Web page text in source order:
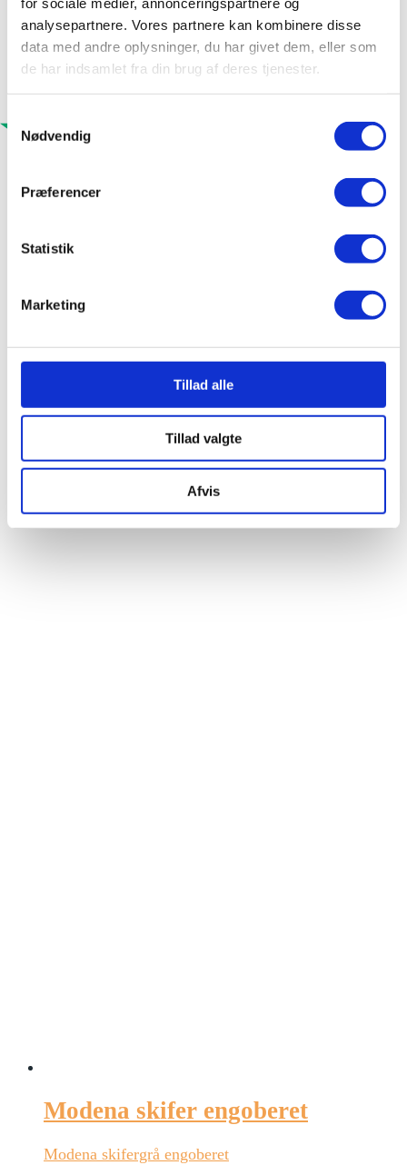
analysepartnere. Vores partnere kan kombinere disse
data med andre oplysninger, du har givet dem, eller som
de har indsamlet fra din brug af deres tjenester.
Nødvendig
Præferencer
Statistik
Marketing
Tillad alle
Tillad valgte
Afvis
Modena palisander glaseret
Modena palisander glaseret
Modena skifer engoberet
Modena skifergrå engoberet